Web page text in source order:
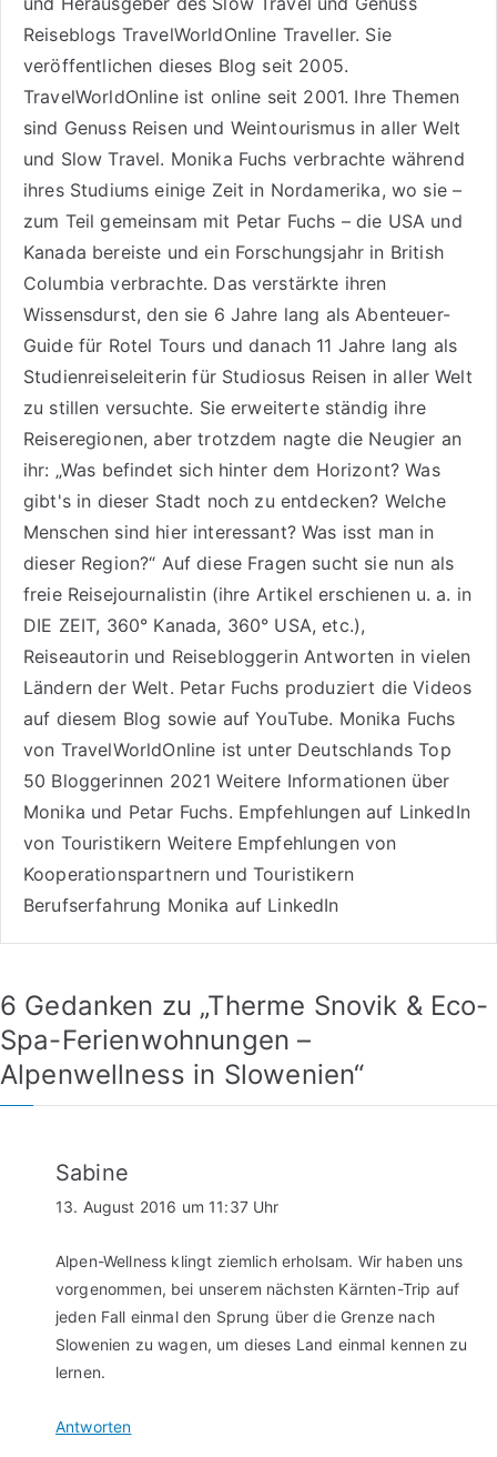
Reiseblogs TravelWorldOnline Traveller. Sie
veröffentlichen dieses Blog seit 2005.
TravelWorldOnline ist online seit 2001. Ihre Themen
sind Genuss Reisenund Weintourismusin aller Welt
und Slow Travel. Monika Fuchs verbrachte während
ihres Studiums einige Zeit in Nordamerika, wo sie –
zum Teil gemeinsam mit Petar Fuchs – die USA und
Kanada bereiste und ein Forschungsjahr in British
Columbia verbrachte. Das verstärkte ihren
Wissensdurst, den sie 6 Jahre lang alsAbenteuer-
Guide für Rotel Tours und danach 11 Jahre lang als
Studienreiseleiterin für Studiosus Reisen in aller Welt
zu stillen versuchte. Sie erweiterte ständig ihre
Reiseregionen, aber trotzdem nagte die Neugier an
ihr: „Was befindet sich hinter dem Horizont? Was
gibt's in dieser Stadt noch zu entdecken? Welche
Menschen sind hier interessant? Was isst man in
dieser Region?“ Auf diese Fragen sucht sie nun als
freie Reisejournalistin (ihre Artikel erschienen u. a. in
DIE ZEIT, 360° Kanada, 360° USA, etc.),
Reiseautorinund Reisebloggerin Antworten in vielen
Ländern der Welt. Petar Fuchs produziert die Videos
auf diesem Blog sowie aufYouTube. Monika Fuchs
von TravelWorldOnline ist unter Deutschlands Top
50 Bloggerinnen 2021 Weitere Informationen über
Monika und Petar Fuchs. Empfehlungen auf LinkedIn
von Touristikern Weitere Empfehlungen von
Kooperationspartnern und Touristikern
Berufserfahrung Monika auf LinkedIn
6 Gedanken zu „Therme Snovik & Eco-
Spa-Ferienwohnungen –
Alpenwellness in Slowenien“
Sabine
13. August 2016 um 11:37 Uhr
Alpen-Wellness klingt ziemlich erholsam. Wir haben uns
vorgenommen, bei unserem nächsten Kärnten-Trip auf
jeden Fall einmal den Sprung über die Grenze nach
Slowenien zu wagen, um dieses Land einmal kennen zu
lernen.
Antworten